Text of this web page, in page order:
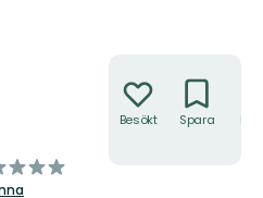
Besökt Spara